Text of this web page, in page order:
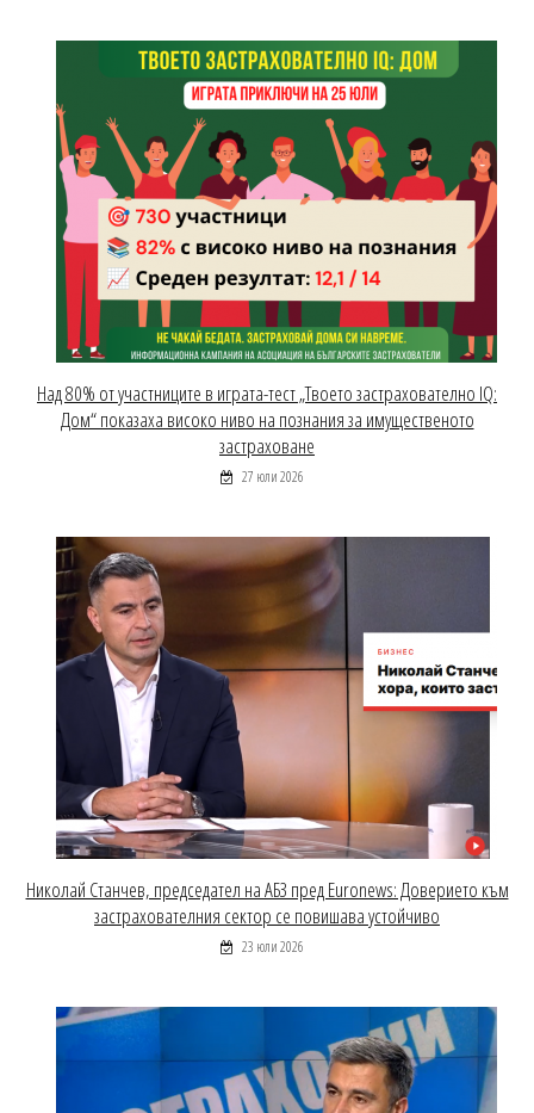
Над 80% от участниците в играта-тест „Твоето застрахователно IQ:
Дом“ показаха високо ниво на познания за имущественото
застраховане
27 юли 2026
Николай Станчев, председател на АБЗ пред Euronews: Доверието към
застрахователния сектор се повишава устойчиво
23 юли 2026